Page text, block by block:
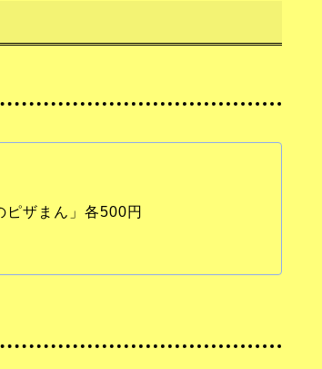
ピザまん」各500円